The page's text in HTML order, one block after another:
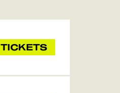
TICKETS